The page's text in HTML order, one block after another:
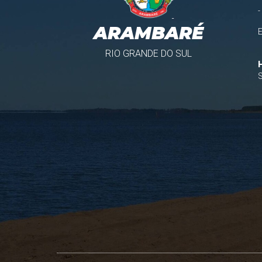
ARAMBARÉ
RIO GRANDE DO SUL